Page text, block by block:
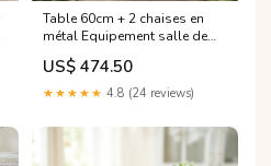
Table 60cm + 2 chaises en
métal Equipement salle de
US$ 474.50
★★★★★ 4.8 (24 reviews)